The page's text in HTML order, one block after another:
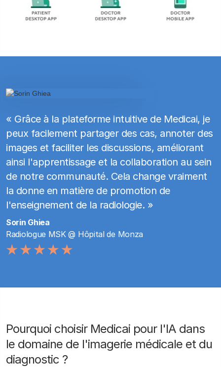
« Grâce à la plateforme intuitive de Medicai, je
peux facilement partager des cas, annoter des
images et faciliter les discussions, améliorant
ainsi l'apprentissage et la collaboration au sein
de notre communauté. Cela change vraiment
la donne en matière de promotion de
l'enseignement de la radiologie. »
Sorin Ghiea
Radiologue MSK @ Hôpital de Monza
Pourquoi choisir Medicai pour l'IA dans
le domaine de l'imagerie médicale et du
diagnostic ?